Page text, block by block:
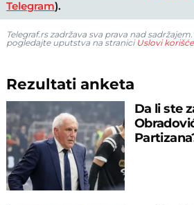
Telegram).
Telegraf.rs zadržava sva prava nad
pogledajte uputstva na stranici Uslovi
Rezultati anketa
Da li ste